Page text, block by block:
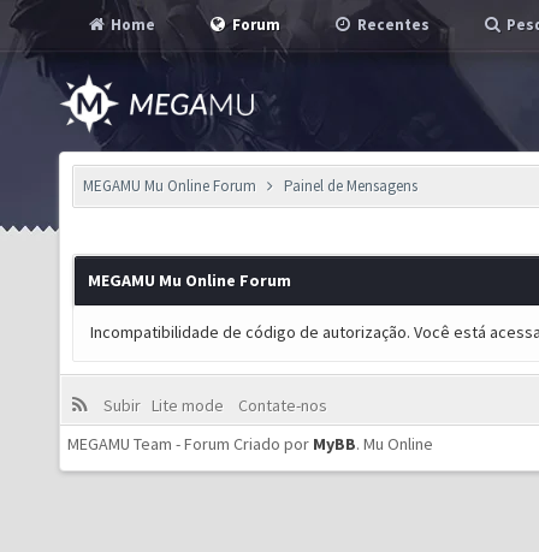
Home Forum Recentes
MEGAMU Mu Online Forum Painel de Mensagens
MEGAMU Mu Online Forum
Incompatibilidade de código de autorização. Você está
Subir Lite mode
Contate-nos
MEGAMU Team - Forum Criado por MyBB. Mu Online